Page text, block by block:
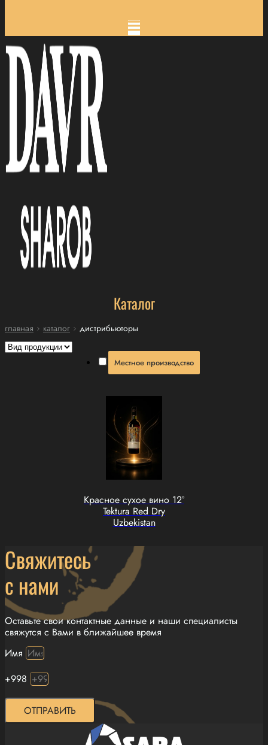
Каталог
главная каталог дистрибьюторы
Местное производство
Красное сухое вино 12°
Tektura Red Dry
Uzbekistan
Свяжитесь
с нами
Оставьте свои контактные данные и наши специалисты
свяжутся с Вами в ближайшее время
Имя
+998
ОТПРАВИТЬ